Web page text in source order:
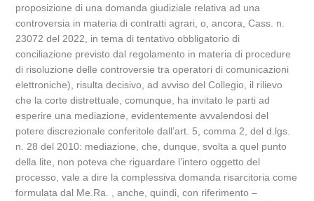
proposizione di una domanda giudiziale relativa ad una
controversia in materia di contratti agrari, o, ancora, Cass. n.
23072 del 2022, in tema di tentativo obbligatorio di
conciliazione previsto dal regolamento in materia di procedure
di risoluzione delle controversie tra operatori di comunicazioni
elettroniche), risulta decisivo, ad avviso del Collegio, il rilievo
che la corte distrettuale, comunque, ha invitato le parti ad
esperire una mediazione, evidentemente avvalendosi del
potere discrezionale conferitole dall’art. 5, comma 2, del d.lgs.
n. 28 del 2010: mediazione, che, dunque, svolta a quel punto
della lite, non poteva che riguardare l’intero oggetto del
processo, vale a dire la complessiva domanda risarcitoria come
formulata dal Me.Ra. , anche, quindi, con riferimento –